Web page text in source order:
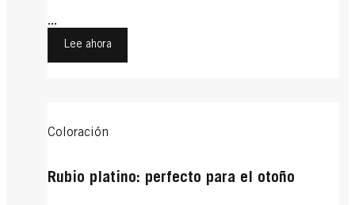
...
Lee ahora
Coloración
Rubio platino: perfecto para el otoño